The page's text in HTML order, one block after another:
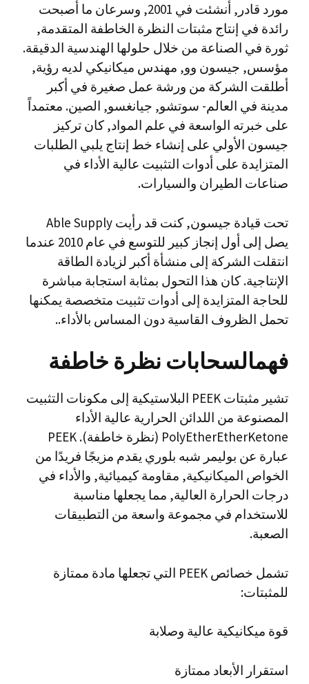
مورد قادر, أنشئت في 2001, وسرعان ما أصبحت
رائدة في إنتاج مثبتات النظرة الخاطفة المتقدمة,
ثورة في الصناعة من خلال حلولها الهندسية الدقيقة.
مؤسس, جيسون وو, مهندس ميكانيكي لديه رؤية,
أطلقت الشركة من ورشة عمل صغيرة في أكبر
مدينة في العالم- سوتشو, جيانغسو, الصين. معتمداً
على خبرته الواسعة في علم المواد, كان تركيز
جيسون الأولي على إنشاء خط إنتاج يلبي الطلبات
المتزايدة على أدوات التثبيت عالية الأداء في
صناعات الطيران والسيارات.
تحت قيادة جيسون, كنت قد رأيت Able Supply
يصل إلى أول إنجاز كبير للتوسع في عام 2010 عندما
انتقلت الشركة إلى منشأة أكبر لزيادة الطاقة
الإنتاجية. كان هذا التحول بمثابة استجابة مباشرة
للحاجة المتزايدة إلى أدوات تثبيت متخصصة يمكنها
تحمل الظروف القاسية دون المساس بالأداء..
فهمالسحابات نظرة خاطفة
تشير مثبتات PEEK البلاستيكية إلى مكونات التثبيت
المصنوعة من اللدائن الحرارية عالية الأداء
PolyEtherEtherKetone (نظرة خاطفة). PEEK
عبارة عن بوليمر شبه بلوري يقدم مزيجًا فريدًا من
الخواص الميكانيكية, مقاومة كيميائية, والأداء في
درجات الحرارة العالية, مما يجعلها مناسبة
للاستخدام في مجموعة واسعة من التطبيقات
الصعبة.
تشمل خصائص PEEK التي تجعلها مادة ممتازة
للمثبتات:
قوة ميكانيكية عالية وصلابة
استقرار الأبعاد ممتازة